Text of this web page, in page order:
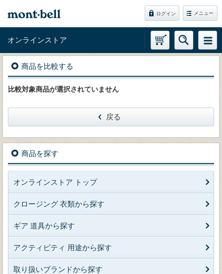
ログイン メニュー
オンラインストア
商品を比較する
比較対象商品が選択されていません
戻る
商品を探す
オンラインストア トップ
クロージング 衣類から探す
ギア 道具から探す
アクティビティ 用途から探す
取り扱いブランドから探す